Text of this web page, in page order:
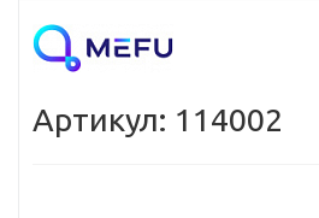
Артикул: 114002